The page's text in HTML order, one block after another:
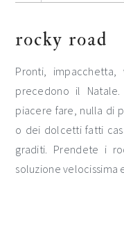
rocky road
Pronti,
precedono il
piacere fare, nulla di
o dei dolcetti fatti
graditi. Prendete i
soluzione